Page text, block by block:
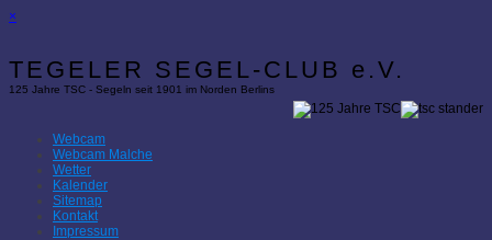
×
TEGELER SEGEL-CLUB e.V.
125 Jahre TSC - Segeln seit 1901 im Norden Berlins
Webcam
Webcam Malche
Wetter
Kalender
Sitemap
Kontakt
Impressum